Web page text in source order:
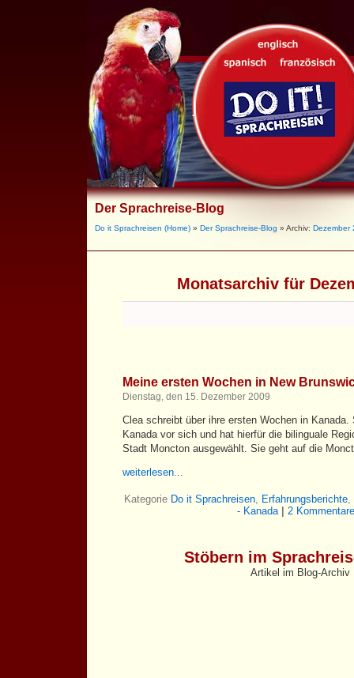
Der Sprachreise-Blog
Do it Sprachreisen (Home) » Der Sprachreise-Blog » Archiv: Dezember
Monatsarchiv für
Meine ersten Wochen in New
Dienstag, den 15. Dezember 2009
Clea schreibt über ihre ersten Wochen in
Kanada vor sich und hat hierfür die bilinguale
Stadt Moncton ausgewählt. Sie geht auf die
weiterlesen...
Kategorie Do it Sprachreisen, Erfahrungsberichte,
- Kanada
2
Stöbern im
Artikel im Blog-Archiv